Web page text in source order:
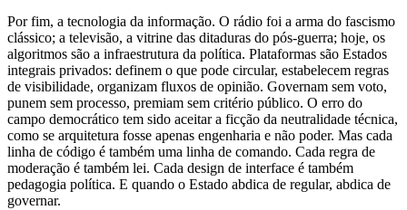
Por fim, a tecnologia da informação. O rádio foi a arma do fascismo
clássico; a televisão, a vitrine das ditaduras do pós-guerra; hoje, os
algoritmos são a infraestrutura da política. Plataformas são Estados
integrais privados: definem o que pode circular, estabelecem regras
de visibilidade, organizam fluxos de opinião. Governam sem voto,
punem sem processo, premiam sem critério público. O erro do
campo democrático tem sido aceitar a ficção da neutralidade técnica,
como se arquitetura fosse apenas engenharia e não poder. Mas cada
linha de código é também uma linha de comando. Cada regra de
moderação é também lei. Cada design de interface é também
pedagogia política. E quando o Estado abdica de regular, abdica de
governar.